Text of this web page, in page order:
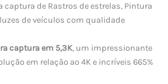
captura de Rastros de estrelas, Pintura
de veículos com qualidade
captura em 5,3K, um impressionante
em relação ao 4K e incríveis 665%